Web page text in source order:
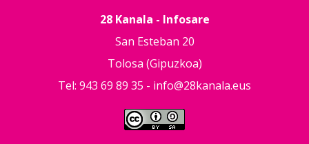
28 Kanala - Infosare
San Esteban 20
Tolosa (Gipuzkoa)
Tel: 943 69 89 35 - info@28kanala.eus